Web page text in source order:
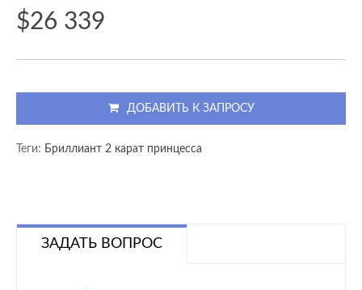
$26 339
ДОБАВИТЬ К ЗАПРОСУ
Теги: Бриллиант 2 карат принцесса
ЗАДАТЬ ВОПРОС